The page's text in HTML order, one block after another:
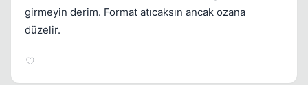
girmeyin derim. Format atıcaksın ancak ozana
düzelir.